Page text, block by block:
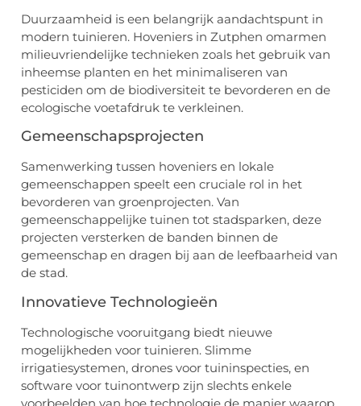
Duurzaamheid is een belangrijk aandachtspunt in
modern tuinieren. Hoveniers in Zutphen omarmen
milieuvriendelijke technieken zoals het gebruik van
inheemse planten en het minimaliseren van
pesticiden om de biodiversiteit te bevorderen en de
ecologische voetafdruk te verkleinen.
Gemeenschapsprojecten
Samenwerking tussen hoveniers en lokale
gemeenschappen speelt een cruciale rol in het
bevorderen van groenprojecten. Van
gemeenschappelijke tuinen tot stadsparken, deze
projecten versterken de banden binnen de
gemeenschap en dragen bij aan de leefbaarheid van
de stad.
Innovatieve Technologieën
Technologische vooruitgang biedt nieuwe
mogelijkheden voor tuinieren. Slimme
irrigatiesystemen, drones voor tuininspecties, en
software voor tuinontwerp zijn slechts enkele
voorbeelden van hoe technologie de manier waarop